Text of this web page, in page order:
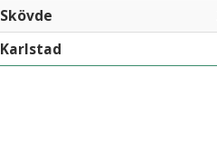
Skövde
Karlstad